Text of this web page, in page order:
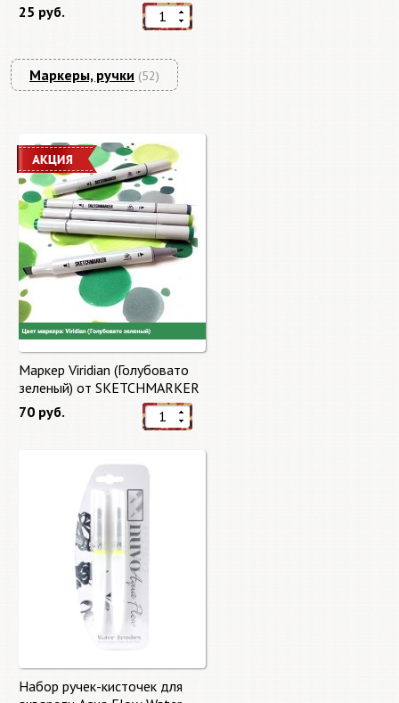
25 руб.
Маркеры, ручки (52)
Маркер Viridian (Голубовато
зеленый) от SKETCHMARKER
70 руб.
Набор ручек-кисточек для